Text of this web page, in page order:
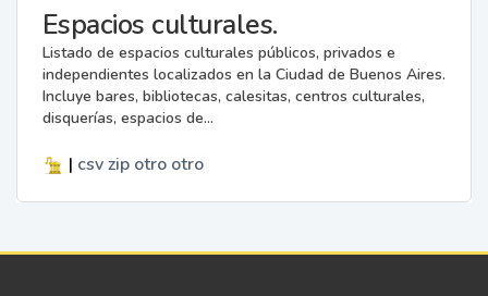
Espacios culturales.
Listado de espacios culturales públicos, privados e
independientes localizados en la Ciudad de Buenos Aires.
Incluye bares, bibliotecas, calesitas, centros culturales,
disquerías, espacios de...
| csv zip otro otro